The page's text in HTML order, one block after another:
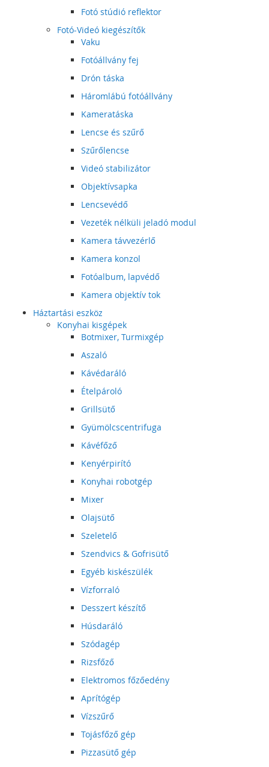
Fotó stúdió reflektor
Fotó-Videó kiegészítők
Vaku
Fotóállvány fej
Drón táska
Háromlábú fotóállvány
Kameratáska
Lencse és szűrő
Szűrőlencse
Videó stabilizátor
Objektívsapka
Lencsevédő
Vezeték nélküli jeladó modul
Kamera távvezérlő
Kamera konzol
Fotóalbum, lapvédő
Kamera objektív tok
Háztartási eszköz
Konyhai kisgépek
Botmixer, Turmixgép
Aszaló
Kávédaráló
Ételpároló
Grillsütő
Gyümölcscentrifuga
Kávéfőző
Kenyérpirító
Konyhai robotgép
Mixer
Olajsütő
Szeletelő
Szendvics & Gofrisütő
Egyéb kiskészülék
Vízforraló
Desszert készítő
Húsdaráló
Szódagép
Rizsfőző
Elektromos főzőedény
Aprítógép
Vízszűrő
Tojásfőző gép
Pizzasütő gép